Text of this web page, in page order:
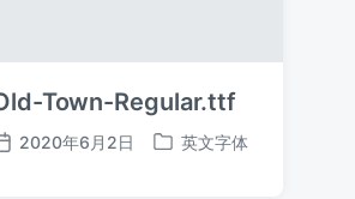
Town-Regular.ttf
2020年6月2日
发
英文字体